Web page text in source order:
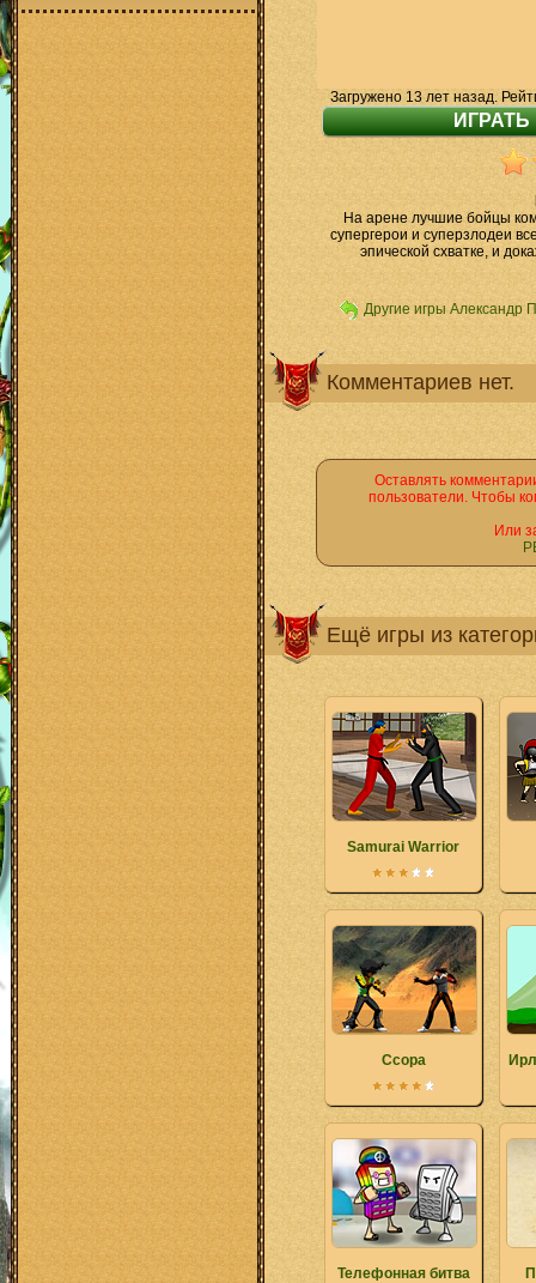
Загружено 13 лет назад.
На арене лучшие бойцы
супергерои и суперзлодеи
эпической схватке, и
Другие игры Александр
Комментариев нет.
Оставлять
пользователи. Чтобы
Или
Ещё игры из
Samurai Warrior
Ссора
Телефонная битва